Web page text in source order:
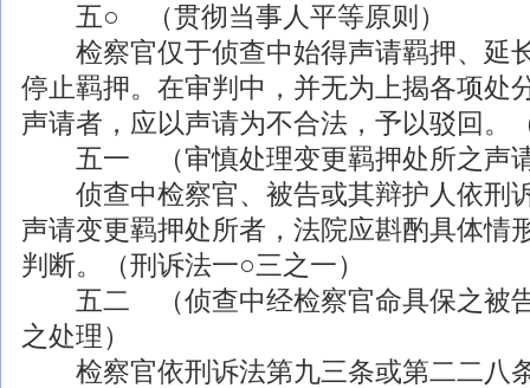
五○ （贯彻当事人平等原则）
检察官仅于侦查中始得声请羁押、延
停止羁押。在审判中，并无为上揭各项处
声请者，应以声请为不合法，予以驳回。
五一 （审慎处理变更羁押处所之声
侦查中检察官、被告或其辩护人依刑
声请变更羁押处所者，法院应斟酌具体情
判断。（刑诉法一○三之一）
五二 （侦查中经检察官命具保之被告
之处理）
检察官依刑诉法第九三条或第二二八